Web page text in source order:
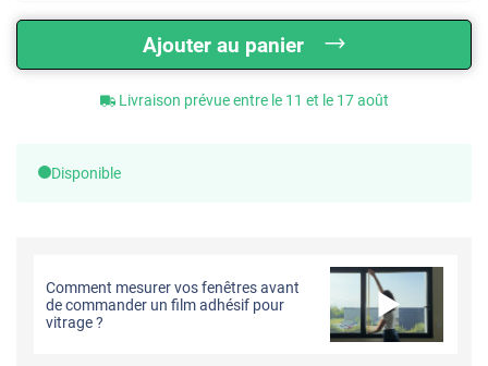
Ajouter au panier
Livraison prévue entre le 11 et le 17 août
Disponible
Comment mesurer vos fenêtres avant
de commander un film adhésif pour
vitrage ?